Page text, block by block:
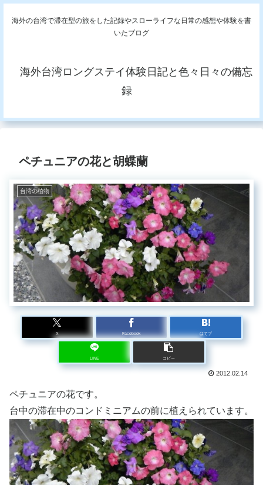
海外の台湾で滞在型の旅をした記録やスローライフな日常の感想や体験を書
いたブログ
海外台湾ロングステイ体験日記と色々日々の備忘
録
ペチュニアの花と胡蝶蘭
台湾の植物
X Facebook はてブ
LINE コピー
2012.02.14
ペチュニアの花です。
台中の滞在中のコンドミニアムの前に植えられています。